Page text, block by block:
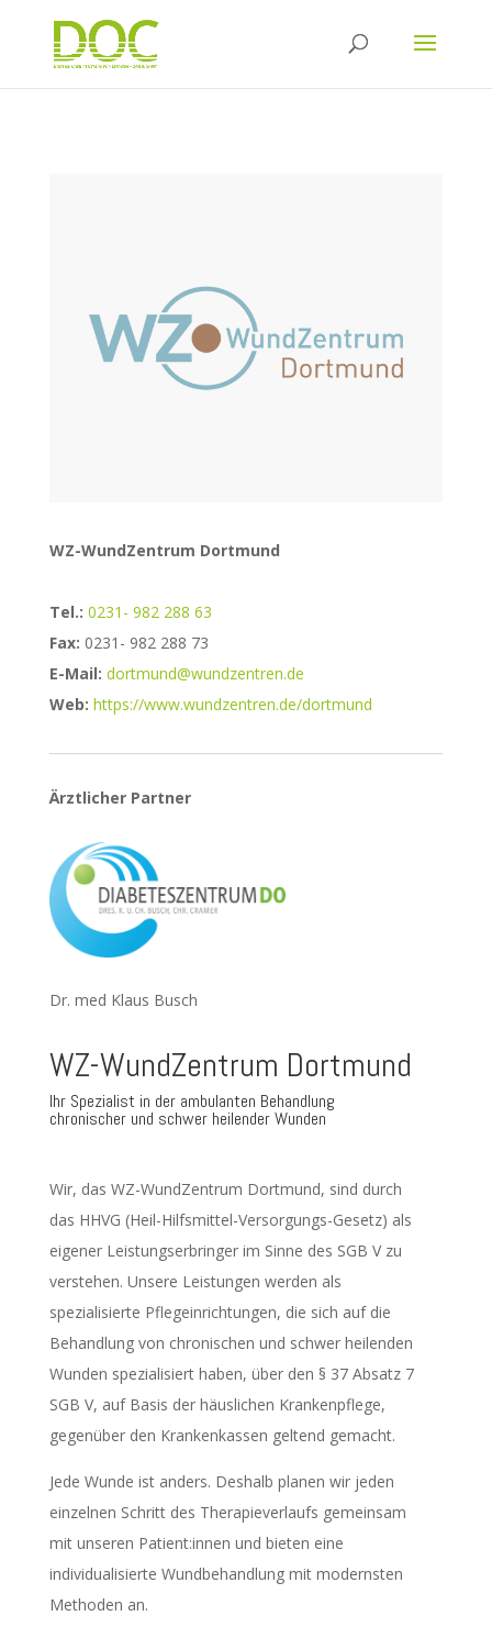
WZ-WundZentrum Dortmund
Tel.: 0231- 982 288 63
Fax: 0231- 982 288 73
E-Mail: dortmund@wundzentren.de
Web: https://www.wundzentren.de/dortmund
Ärztlicher Partner
Dr. med Klaus Busch
WZ-WundZentrum Dortmund
Ihr Spezialist in der ambulanten Behandlung
chronischer und schwer heilender Wunden
Wir, das WZ-WundZentrum Dortmund, sind durch
das HHVG (Heil-Hilfsmittel-Versorgungs-Gesetz) als
eigener Leistungserbringer im Sinne des SGB V zu
verstehen. Unsere Leistungen werden als
spezialisierte Pflegeinrichtungen, die sich auf die
Behandlung von chronischen und schwer heilenden
Wunden spezialisiert haben, über den § 37 Absatz 7
SGB V, auf Basis der häuslichen Krankenpflege,
gegenüber den Krankenkassen geltend gemacht.
Jede Wunde ist anders. Deshalb planen wir jeden
einzelnen Schritt des Therapieverlaufs gemeinsam
mit unseren Patient:innen und bieten eine
individualisierte Wundbehandlung mit modernsten
Methoden an.